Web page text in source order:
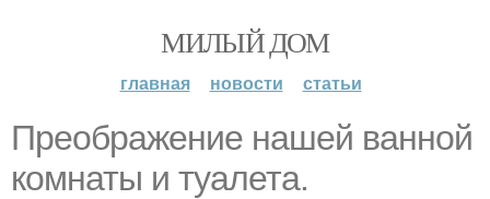
МИЛЫЙ ДОМ
главная новости статьи
Преображение нашей ванной
комнаты и туалета.